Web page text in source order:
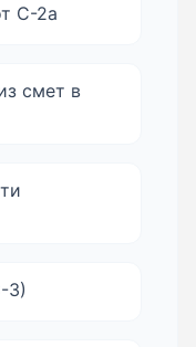
С-2а
смет в
3)